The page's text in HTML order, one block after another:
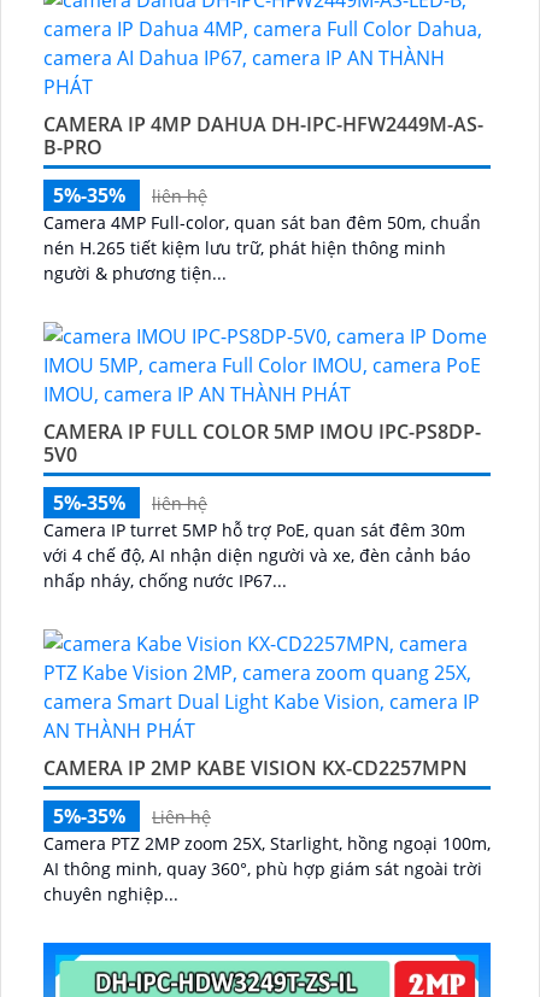
CAMERA IP 4MP DAHUA DH-IPC-HFW2449M-AS-
B-PRO
5%-35%
liên hệ
Camera 4MP Full-color, quan sát ban đêm 50m, chuẩn
nén H.265 tiết kiệm lưu trữ, phát hiện thông minh
người & phương tiện...
CAMERA IP FULL COLOR 5MP IMOU IPC-PS8DP-
5V0
5%-35%
liên hệ
Camera IP turret 5MP hỗ trợ PoE, quan sát đêm 30m
với 4 chế độ, AI nhận diện người và xe, đèn cảnh báo
nhấp nháy, chống nước IP67...
CAMERA IP 2MP KABE VISION KX-CD2257MPN
5%-35%
Liên hệ
Camera PTZ 2MP zoom 25X, Starlight, hồng ngoại 100m,
AI thông minh, quay 360°, phù hợp giám sát ngoài trời
chuyên nghiệp...